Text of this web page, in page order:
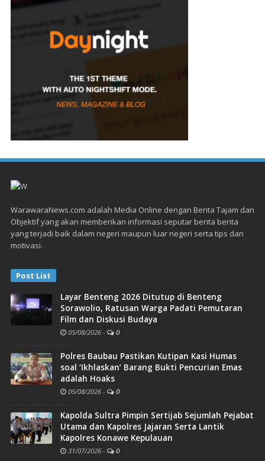
WarawaraNews.com adalah Media Online dengan Berita Tajam dan
Objektif yang akan memberikan informasi seputar berita berita
yang terjadi baik dalam negeri maupun luar negeri serta tips dan
motivasi.
Post List
Layar Benteng 2026 Ditutup di Benteng
Sorawolio, Ratusan Warga Padati Pemutaran
Film dan Diskusi Budaya
05/08/2026 - 0
Polres Baubau Pastikan Kutipan Kasi Humas
soal ‘Ikhlaskan’ Barang Bukti Pencurian Emas
adalah Hoaks
05/08/2026 - 0
Kapolda Sultra Pimpin Sertijab Sejumlah Pejabat
Utama dan Kapolres Jajaran Serta Lantik
Kapolres Konawe Kepulauan
31/07/2026 - 0